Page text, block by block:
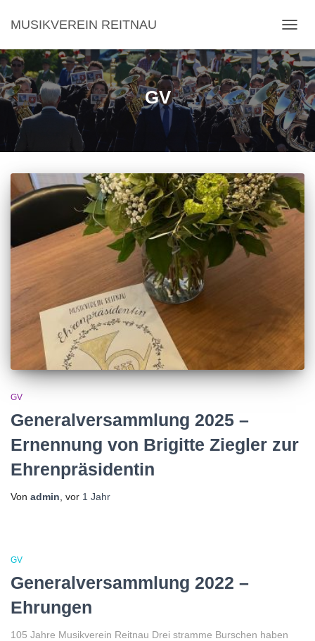
MUSIKVEREIN REITNAU
GV
GV
Generalversammlung 2025 –
Ernennung von Brigitte Ziegler zur
Ehrenpräsidentin
Von admin , vor 1 Jahr
GV
Generalversammlung 2022 –
Ehrungen
105 Jahre Musikverein Reitnau Drei stramme Burschen haben